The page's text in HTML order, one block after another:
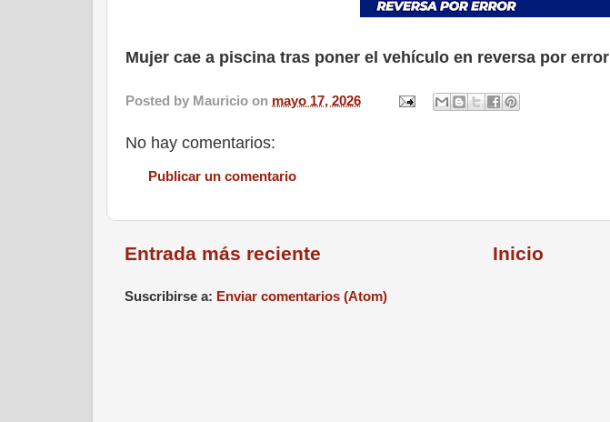
Mujer cae a piscina tras poner el vehículo en reversa por error
Posted by Mauricio on mayo 17, 2026
No hay comentarios:
Publicar un comentario
Entrada más reciente Inicio
Suscribirse a: Enviar comentarios (Atom)